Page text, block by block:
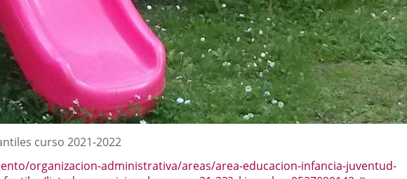
curso 2021-2022
organizacion-administrativa/areas/area-educacion-infancia-juventud-